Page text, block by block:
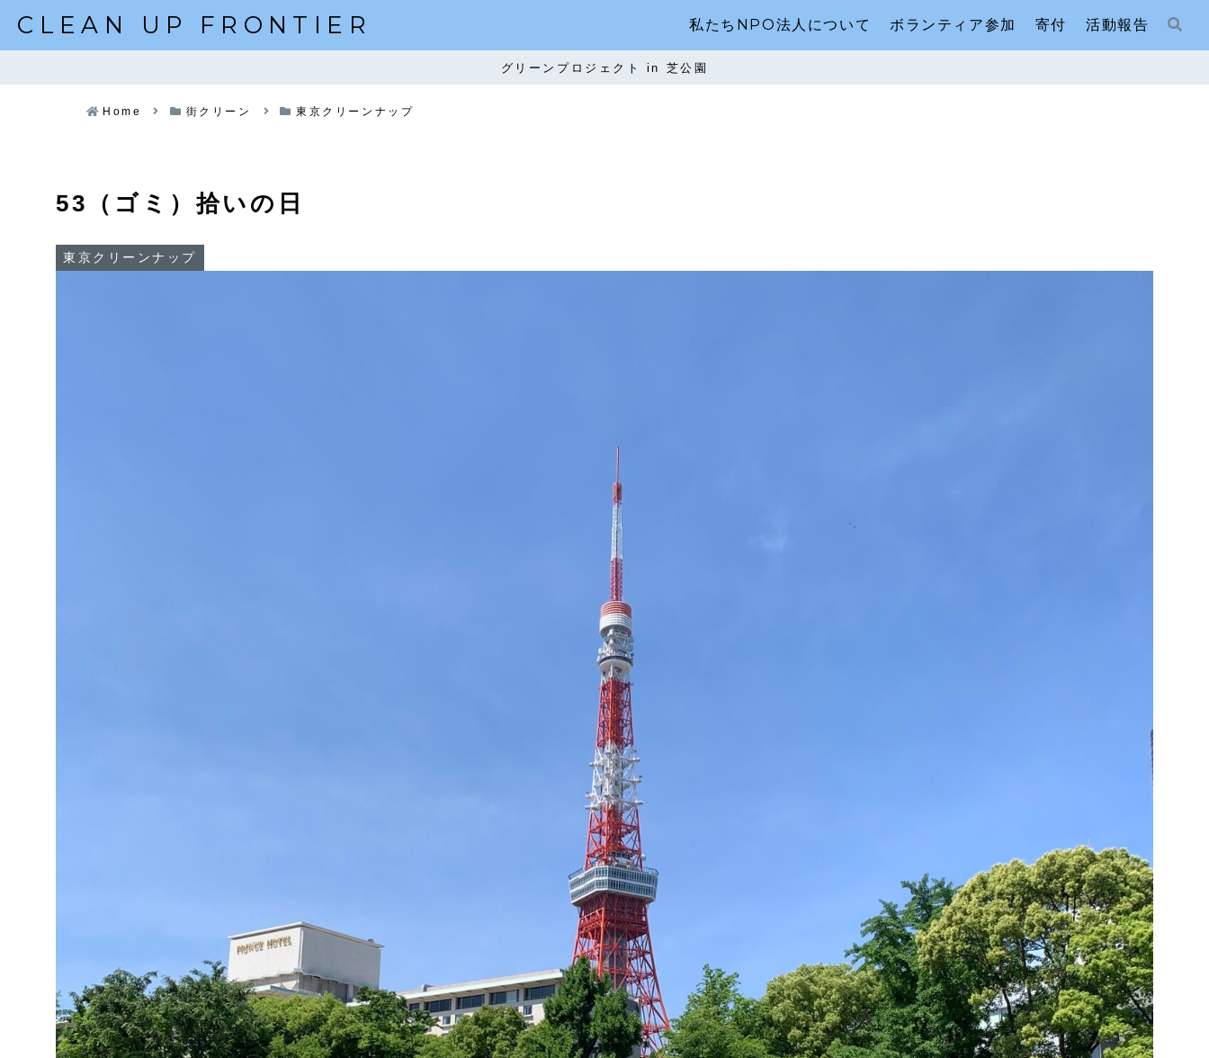
CLEAN UP FRONTIER 私たちNPO法人について ボランティア参加 寄付 活動報告
グリーンプロジェクト in 芝公園
Home 街クリーン 東京クリーンナップ
53（ゴミ）拾いの日
東京クリーンナップ